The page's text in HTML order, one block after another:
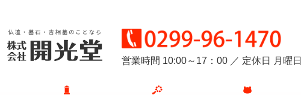
営業時間 10:00～17：00 ／ 定休日 月曜日